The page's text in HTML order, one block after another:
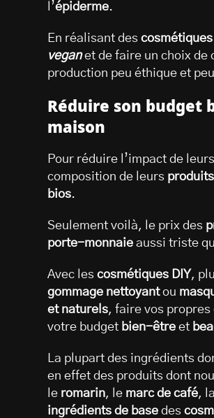
l’épiderme.
En réalisant des
veganet de faire un choix de
production peu éthique et
Réduire son budget
maison
Pour réduire l’impact de leurs
composition de leurs
bios.
Seulement voilà, le prix des
porte-monnaie aussi triste
Avec les cosmétiques DIY,
gommage nettoyantou
et naturels, faire vos propres
votre budget bien-être et
La plupart des ingrédients
en effet des produits dont
le romarin, le marc de café, la
ingrédients de base des